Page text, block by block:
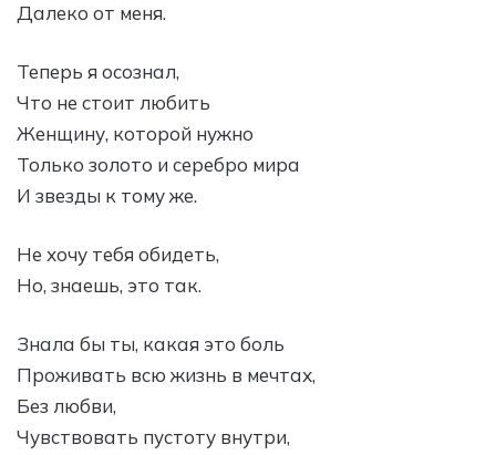
Далеко от меня.
Теперь я осознал,
Что не стоит любить
Женщину, которой нужно
Только золото и серебро мира
И звезды к тому же.
Не хочу тебя обидеть,
Но, знаешь, это так.
Знала бы ты, какая это боль
Проживать всю жизнь в мечтах,
Без любви,
Чувствовать пустоту внутри,